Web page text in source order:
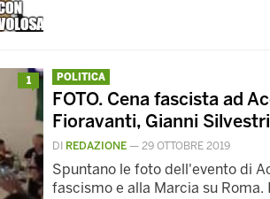
1 POLITICA
FOTO. Cena fascista ad
Fioravanti, Gianni
DI REDAZIONE — 29 OTTOBRE 2019
Spuntano le foto dell'evento di
fascismo e alla Marcia su